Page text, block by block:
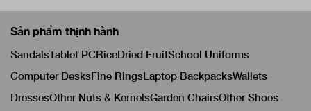
Sản phẩm thịnh hành
SandalsTablet PCRiceDried FruitSchool Uniforms
Computer DesksFine RingsLaptop BackpacksWallets
DressesOther Nuts & KernelsGarden ChairsOther Shoes